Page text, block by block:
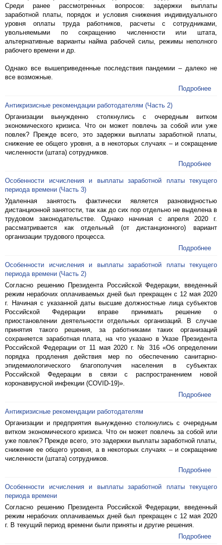
Среди ранее рассмотренных вопросов: задержки выплаты
заработной платы, порядок и условия снижения индивидуального
уровня оплаты труда работников, расчеты с сотрудниками,
увольняемыми по сокращению численности или штата,
альтернативные варианты найма рабочей силы, режимы неполного
рабочего времени и др.
Однако все вышеприведенные последствия пандемии – далеко не
все возможные.
Подробнее
Антикризисные рекомендации работодателям (Часть 2)
Организации вынужденно столкнулись с очередным витком
экономического кризиса. Что он может повлечь за собой или уже
повлек? Прежде всего, это задержки выплаты заработной платы,
снижение ее общего уровня, а в некоторых случаях – и сокращение
численности (штата) сотрудников.
Подробнее
Особенности исчисления и выплаты заработной платы текущего
периода времени (Часть 3)
Удаленная занятость фактически является разновидностью
дистанционной занятости, так как до сих пор отдельно не выделена в
трудовом законодательстве. Однако начиная с апреля 2020 г.
рассматривается как отдельный (от дистанционного) вариант
организации трудового процесса.
Подробнее
Особенности исчисления и выплаты заработной платы текущего
периода времени (Часть 2)
Согласно решению Президента Российской Федерации, введенный
режим нерабочих оплачиваемых дней был прекращен с 12 мая 2020
г. Начиная с указанной даты высшие должностные лица субъектов
Российской Федерации вправе принимать решение о
приостановлении деятельности отдельных организаций. В случае
принятия такого решения, за работниками таких организаций
сохраняется заработная плата, на что указано в Указе Президента
Российской Федерации от 11 мая 2020 г. № 316 «Об определении
порядка продления действия мер по обеспечению санитарно-
эпидемиологического благополучия населения в субъектах
Российской Федерации в связи с распространением новой
коронавирусной инфекции (COVID-19)».
Подробнее
Антикризисные рекомендации работодателям
Организации и предприятия вынужденно столкнулись с очередным
витком экономического кризиса. Что он может повлечь за собой или
уже повлек? Прежде всего, это задержки выплаты заработной платы,
снижение ее общего уровня, а в некоторых случаях – и сокращение
численности (штата) сотрудников.
Подробнее
Особенности исчисления и выплаты заработной платы текущего
периода времени
Согласно решению Президента Российской Федерации, введенный
режим нерабочих оплачиваемых дней был прекращен с 12 мая 2020
г. В текущий период времени были приняты и другие решения.
Подробнее